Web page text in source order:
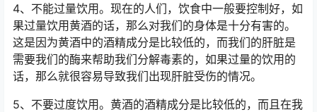
4、不能过量饮用。现在的人们，饮食中一般要控制好，如
果过量饮用黄酒的话，那么对我们的身体是十分有害的。
这是因为黄酒中的酒精成分是比较低的，而我们的肝脏是
需要我们的酶来帮助我们分解毒素的，如果过量的饮用的
话，那么就很容易导致我们出现肝脏受伤的情况。
5、不要过度饮用。黄酒的酒精成分是比较低的，而且在我